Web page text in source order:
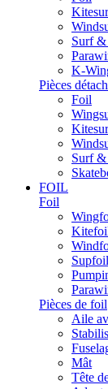
Surf
K-
Pièces
Foil
Surf
FOIL
Foil
Pièces de foil
Aile
Mât
Tête